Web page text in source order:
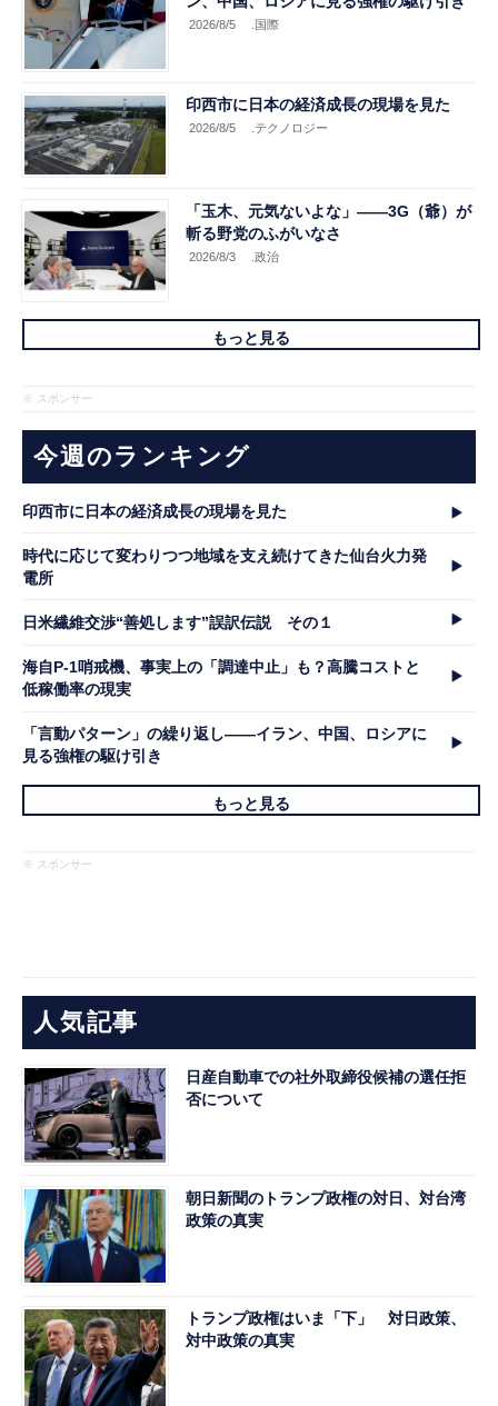
2026/8/5 .国際
印西市に日本の経済成長の現場を見た
2026/8/5 .テクノロジー
「玉木、元気ないよな」――3G（爺）が
斬る野党のふがいなさ
2026/8/3 .政治
もっと見る
※ スポンサー
今週のランキング
印西市に日本の経済成長の現場を見た
時代に応じて変わりつつ地域を支え続けてきた仙台火力発
電所
日米繊維交渉“善処します”誤訳伝説 その１
海自P-1哨戒機、事実上の「調達中止」も？高騰コストと
低稼働率の現実
「言動パターン」の繰り返し――イラン、中国、ロシアに
見る強権の駆け引き
もっと見る
※ スポンサー
人気記事
日産自動車での社外取締役候補の選任拒
否について
朝日新聞のトランプ政権の対日、対台湾
政策の真実
トランプ政権はいま「下」 対日政策、
対中政策の真実